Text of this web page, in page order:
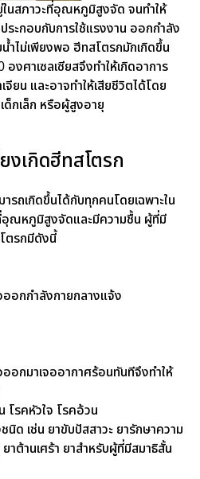
ในสภาวะที่อุณหภูมิสูงจัด จนทำให้
ระกอบกับการใช้แรงงาน ออกกำลัง
ำไม่เพียงพอ ฮีทสโตรกมักเกิดขึ้น
งศาเซลเซียสจึงทำให้เกิดอาการ
ยน และอาจทำให้เสียชีวิตได้โดย
ด็กเล็ก หรือผู้สูงอายุ
งเกิดฮีทสโตรก
รถเกิดขึ้นได้กับทุกคนโดยเฉพาะใน
อุณหภูมิสูงจัดและมีความชื้น ผู้ที่มี
ตรกมีดังนี้
อกกำลังกายกลางแจ้ง
อกมาเจออากาศร้อนทันทีจึงทำให้
โรคหัวใจ โรคอ้วน
นิด เช่น ยาขับปัสสาวะ ยารักษาความ
าต้านเศร้า ยาสำหรับผู้ที่มีสมาธิสั้น